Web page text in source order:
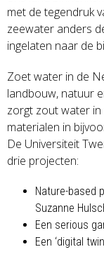
met de tegendruk
zeewater anders
ingelaten naar de
Zoet water in de
landbouw, natuur
zorgt zout water
materialen in
De Universiteit
drie projecten:
Nature-based
Suzanne
Een serious
Een ‘digital